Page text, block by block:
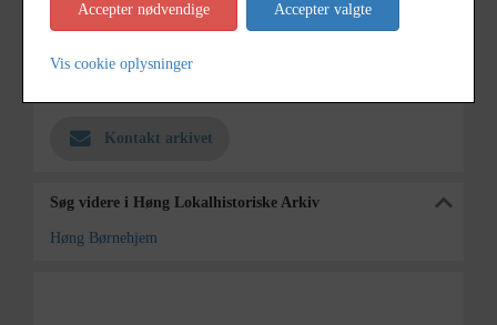
Enhed
Finderup Sogn (Kalundborg
Kontakt arkivet
Søg videre i Høng Lokalhistoriske Arkiv
Høng Børnehjem
Accepter nødvendige Accepter valgte
Vis cookie oplysninger